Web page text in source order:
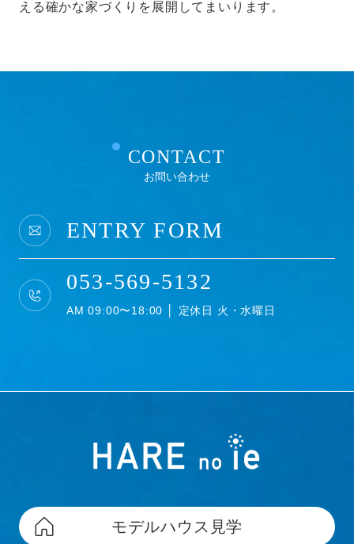
め、また、当社ウェブサイトで発生した問題を解決
クッキー（Cookie）について
ため、ウェブサーバよりお客様のコンピュータにク
ッキー（cookie）と呼ばれる小規模のデータを送付
し、ハードディスクに記憶することがあります。ブ
ラウザの設定でクッキーの受け取りを拒否すること
ができますが、それによりウェブサイトのご利用が
正常にできない場合がありますのでご注意下さい。
広告を配信することがあります。Google広告また
ページにアクセスして、Googleを含む第三者配信事
業者による Cookieの使用を無効にできます。
当社ホームページの内容、テキスト、画像等の無断
える確かな家づくりを展開してまいります。
CONTACT
お問い合わせ
ENTRY FORM
053-569-5132
AM 09:00〜18:00 │ 定休日 火・水曜日
モデルハウス見学